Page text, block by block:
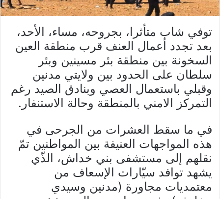
توفي شاب متأثرا، بجروحه، مساء، الأحد،
بعد تجدد أعمال العنف قرب منطقة العين
السخونة بين منطقة بئر مسينين وبئر
سلطان على الحدود بين ولايتي مدنين
وقبلي باستعمال العصي وبنادق الصيد رغم
التمركز الامني بالمنطقة وحالة الاستنفار.
في ما سقط العشرات من الجرحى في
هذه المواجهات العنيفة بين المواطنين تمّ
نقلهم إلى مستشفى بني خداش، الذّي
يشهد توافد سيّارات الإسعاف من
معتمديات مجاورة (مدنين وسيدي